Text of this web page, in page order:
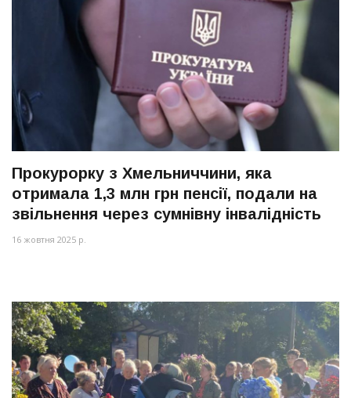
Прокурорку з Хмельниччини, яка
отримала 1,3 млн грн пенсії, подали на
звільнення через сумнівну інвалідність
16 жовтня 2025 р.